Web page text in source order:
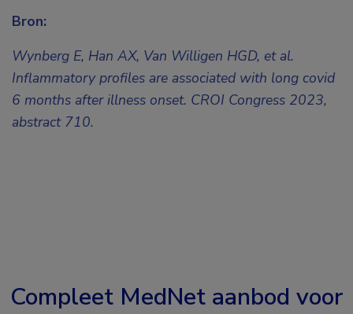
Bron:
Wynberg E, Han AX, Van Willigen HGD, et al.
Inflammatory profiles are associated with long covid
6 months after illness onset. CROI Congress 2023,
abstract 710.
Compleet MedNet aanbod voor